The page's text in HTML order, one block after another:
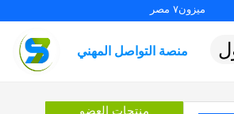
ميزون٧ مصر
منصة التواصل المهني
منتجات العضو